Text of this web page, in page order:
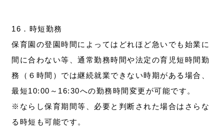
16．時短勤務
保育園の登園時間によってはどれほど急いでも始業に
間に合わない等、通常勤務時間や法定の育児短時間勤
務（６時間）では継続就業できない時期がある場合、
最短10:00～16:30への勤務時間変更が可能です。
※ならし保育期間等、必要と判断された場合はさらな
る時短も可能です。